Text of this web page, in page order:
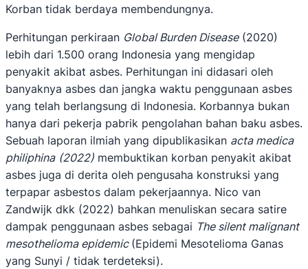
Korban tidak berdaya membendungnya.
Perhitungan perkiraan Global Burden Disease(2020)
lebih dari 1.500 orang Indonesia yang mengidap
penyakit akibat asbes. Perhitungan ini didasari oleh
banyaknya asbes dan jangka waktu penggunaan asbes
yang telah berlangsung di Indonesia. Korbannya bukan
hanya dari pekerja pabrik pengolahan bahan baku asbes.
Sebuah laporan ilmiah yang dipublikasikan acta medica
philiphina (2022) membuktikan korban penyakit akibat
asbes juga di derita oleh pengusaha konstruksi yang
terpapar asbestos dalam pekerjaannya. Nico van
Zandwijk dkk (2022) bahkan menuliskan secara satire
dampak penggunaan asbes sebagai The silent malignant
mesothelioma epidemic (Epidemi Mesotelioma Ganas
yang Sunyi / tidak terdeteksi).